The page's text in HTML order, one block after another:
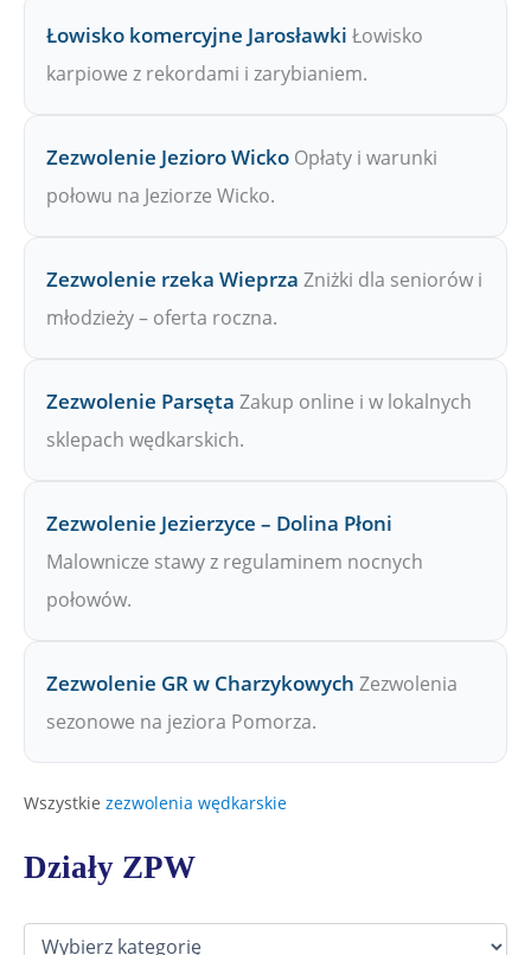
Łowisko komercyjne Jarosławki Łowisko
karpiowe z rekordami i zarybianiem.
Zezwolenie Jezioro Wicko Opłaty i warunki
połowu na Jeziorze Wicko.
Zezwolenie rzeka Wieprza Zniżki dla seniorów i
młodzieży – oferta roczna.
Zezwolenie Parsęta Zakup online i w lokalnych
sklepach wędkarskich.
Zezwolenie Jezierzyce – Dolina Płoni
Malownicze stawy z regulaminem nocnych
połowów.
Zezwolenie GR w Charzykowych Zezwolenia
sezonowe na jeziora Pomorza.
Wszystkie zezwolenia wędkarskie
Działy ZPW
D